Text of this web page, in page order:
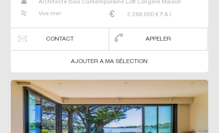
Architecte Bois Contemporaine Loft Longère Maison
Vue mer
2 288 000 € F.A.I
CONTACT APPELER
AJOUTER A MA SÉLECTION